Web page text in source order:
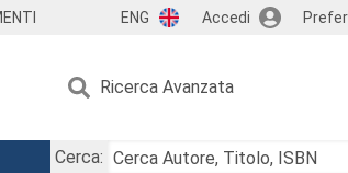
ENG Accedi
Ricerca Avanzata
Cerca: